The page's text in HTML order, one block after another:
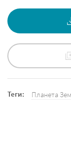
Теги: Планета